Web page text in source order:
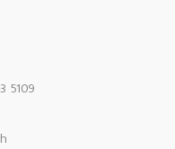
5109